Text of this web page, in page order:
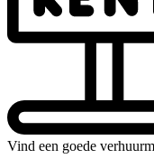
Vind een goede